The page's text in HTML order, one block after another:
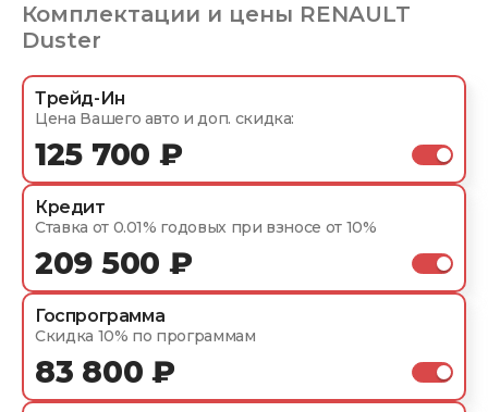
Комплектации и цены RENAULT
Duster
Трейд-Ин
Цена Вашего авто и доп. скидка:
125 700 ₽
Кредит
Ставка от 0.01% годовых при взносе от 10%
209 500 ₽
Госпрограмма
Скидка 10% по программам
83 800 ₽